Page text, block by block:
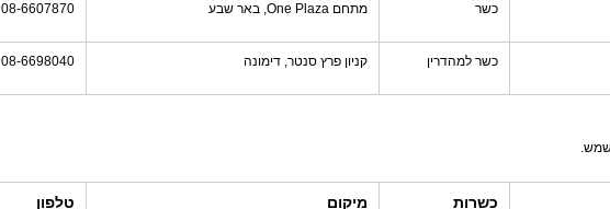
כשר מתחם One Plaza, באר שבע 08-6607870
כשר למהדרין קניון פרץ סנטר, דימונה 08-6698040
שמש.
כשרות מיקום טלפון